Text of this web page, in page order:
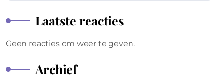
Laatste reacties
Geen reacties om weer te geven.
Archief